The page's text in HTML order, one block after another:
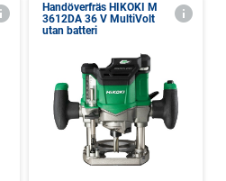
Handöverfräs HIKOKI M
3612DA 36 V MultiVolt
utan batteri